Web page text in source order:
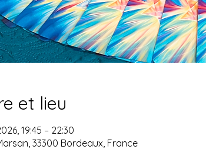
et lieu
19:45 – 22:30
33300 Bordeaux, France